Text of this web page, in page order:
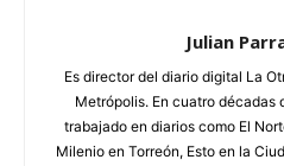
Julian
Es director del diario digital La
Metrópolis. En cuatro décadas
trabajado en diarios como El
Milenio en Torreón, Esto en la